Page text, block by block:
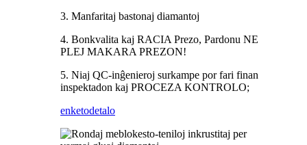
3. Manfaritaj bastonaj diamantoj
4. Bonkvalita kaj RACIA Prezo, Pardonu NE
PLEJ MAKARA PREZON!
5. Niaj QC-inĝenieroj surkampe por fari finan
inspektadon kaj PROCEZA KONTROLO;
enketodetalo